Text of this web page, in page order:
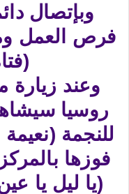
وبإتصال
فرص العمل
وعند
روسيا
للنجمة
فوزها
(يا ليل يا